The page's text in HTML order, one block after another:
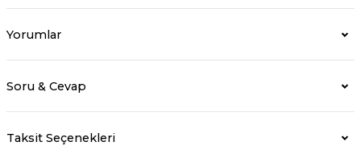
Yorumlar
Soru & Cevap
Taksit Seçenekleri